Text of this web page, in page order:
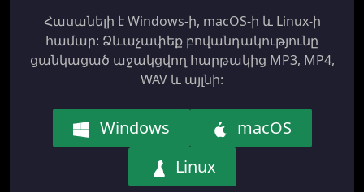
Հասանելի է Windows-ի, macOS-ի և Linux-ի
համար: Ձևաչափեք բովանդակությունը
ցանկացած աջակցվող հարթակից MP3, MP4,
WAV և այլնի:
Windows
macOS
Linux